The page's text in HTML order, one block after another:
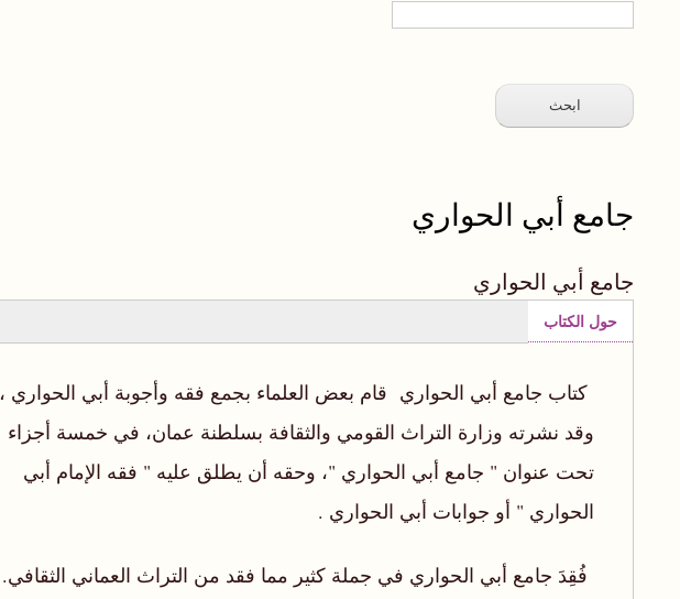
جامع أبي الحواري
جامع أبي الحواري
حول الكتاب
(علامة
النشطة)كتاب جامع أبي الحواري قام بعض العلماء بجمع فقه وأجوبة أبي الحواري ،
وقد نشرته وزارة التراث القومي والثقافة بسلطنة عمان، في خمسة أجزاء
تحت عنوان " جامع أبي الحواري "، وحقه أن يطلق عليه " فقه الإمام أبي
الحواري " أو جوابات أبي الحواري .
فُقِدَ جامع أبي الحواري في جملة كثير مما فقد من التراث العماني الثقافي.